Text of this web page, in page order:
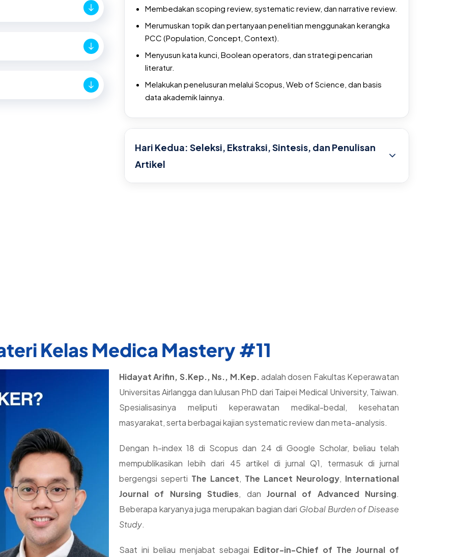
Membedakan scoping review, systematic review, dan narrative review.
Merumuskan topik dan pertanyaan penelitian menggunakan kerangka
PCC (Population, Concept, Context).
Menyusun kata kunci, Boolean operators, dan strategi pencarian
literatur.
Melakukan penelusuran melalui Scopus, Web of Science, dan basis
data akademik lainnya.
Hari Kedua: Seleksi, Ekstraksi, Sintesis, dan Penulisan
Artikel
Kelas Medica Mastery #11
Hidayat Arifin, S.Kep., Ns., M.Kep.adalah dosen Fakultas Keperawatan
Universitas Airlangga dan lulusan PhD dari Taipei Medical University, Taiwan.
Spesialisasinya meliputi keperawatan medikal-bedal, kesehatan
masyarakat, serta berbagai kajian systematic review dan meta-analysis.
Dengan h-index 18 di Scopus dan 24 di Google Scholar, beliau telah
mempublikasikan lebih dari 45 artikel di jurnal Q1, termasuk di jurnal
bergengsi seperti The Lancet, The Lancet Neurology, International
Journal of Nursing Studies, dan Journal of Advanced Nursing.
Beberapa karyanya juga merupakan bagian dari Global Burden of Disease
Study.
Saat ini beliau menjabat sebagai Editor-in-Chief of The Journal of